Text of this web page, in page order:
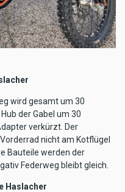
wird gesamt um 30
der Gabel um 30
verkürzt. Der
nicht am Kotflügel
Bauteile werden der
Federweg bleibt gleich.
Haslacher